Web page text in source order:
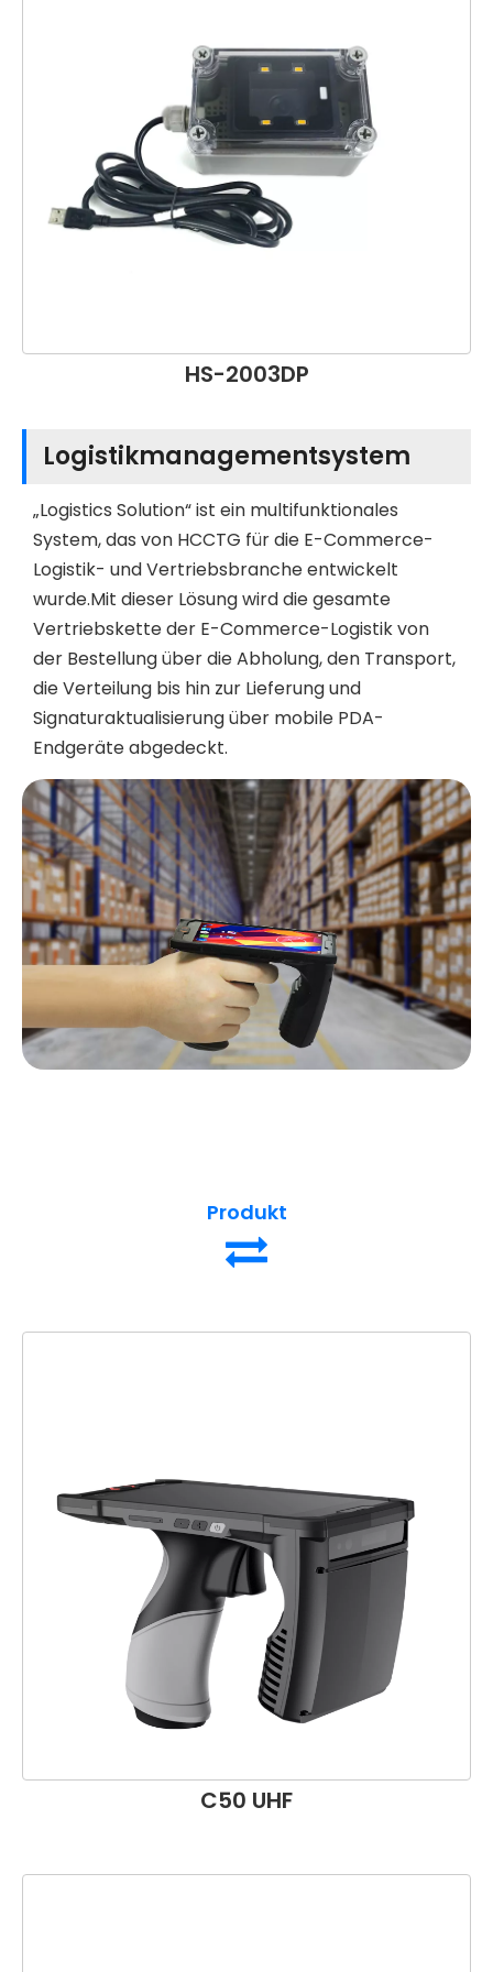
HS-2003DP
Logistikmanagementsystem
„Logistics Solution“ ist ein multifunktionales
System, das von HCCTG für die E-Commerce-
Logistik- und Vertriebsbranche entwickelt
wurde.Mit dieser Lösung wird die gesamte
Vertriebskette der E-Commerce-Logistik von
der Bestellung über die Abholung, den Transport,
die Verteilung bis hin zur Lieferung und
Signaturaktualisierung über mobile PDA-
Endgeräte abgedeckt.
Produkt
C50 UHF